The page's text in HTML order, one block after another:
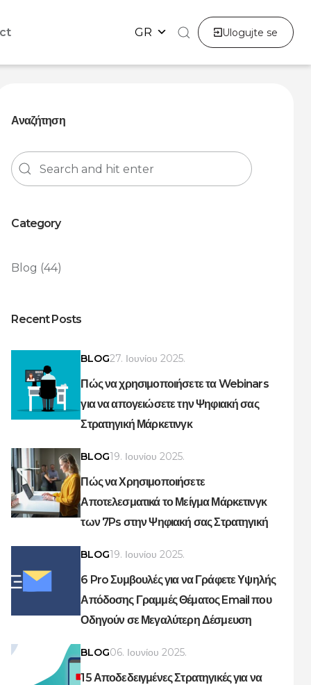
GR Ulogujte se
Αναζήτηση
Category
Blog (44)
Recent Posts
BLOG27. Ιουνίου 2025.
Πώς να χρησιμοποιήσετε τα Webinars
για να απογειώσετε την Ψηφιακή σας
Στρατηγική Μάρκετινγκ
BLOG19. Ιουνίου 2025.
Πώς να Χρησιμοποιήσετε
Αποτελεσματικά το Μείγμα Μάρκετινγκ
των 7Ps στην Ψηφιακή σας Στρατηγική
BLOG19. Ιουνίου 2025.
6 Pro Συμβουλές για να Γράφετε Υψηλής
Απόδοσης Γραμμές Θέματος Email που
Οδηγούν σε Μεγαλύτερη Δέσμευση
BLOG06. Ιουνίου 2025.
15 Αποδεδειγμένες Στρατηγικές για να